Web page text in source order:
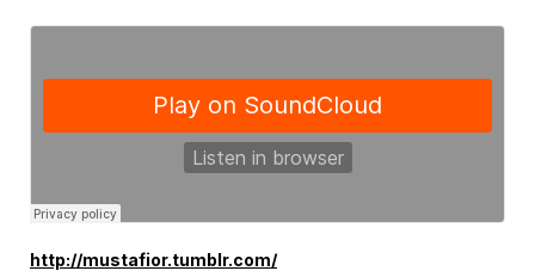
http://mustafior.tumblr.com/